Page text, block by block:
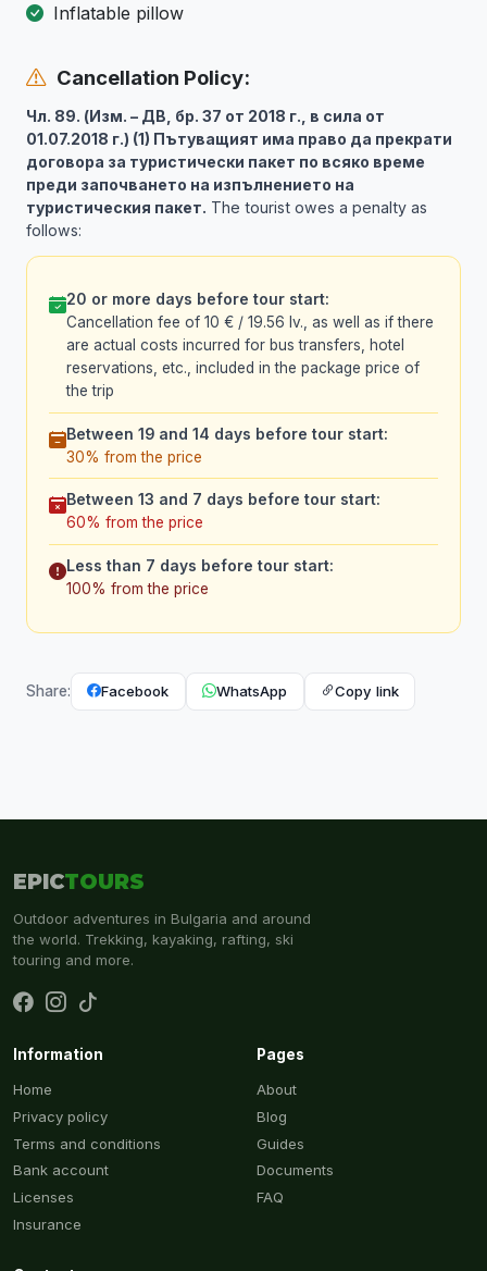
Inflatable pillow
Cancellation Policy:
Чл. 89. (Изм. – ДВ, бр. 37 от 2018 г., в сила от
01.07.2018 г.) (1) Пътуващият има право да прекрати
договора за туристически пакет по всяко време
преди започването на изпълнението на
туристическия пакет. The tourist owes a penalty as
follows:
20 or more days before tour start:
Cancellation fee of 10 € / 19.56 lv., as well as if there
are actual costs incurred for bus transfers, hotel
reservations, etc., included in the package price of
the trip
Between 19 and 14 days before tour start:
30% from the price
Between 13 and 7 days before tour start:
60% from the price
Less than 7 days before tour start:
100% from the price
Share: Facebook WhatsApp Copy link
EPICTOURS
Outdoor adventures in Bulgaria and around
the world. Trekking, kayaking, rafting, ski
touring and more.
Information
Home
Privacy policy
Terms and conditions
Bank account
Licenses
Insurance
Pages
About
Blog
Guides
Documents
FAQ